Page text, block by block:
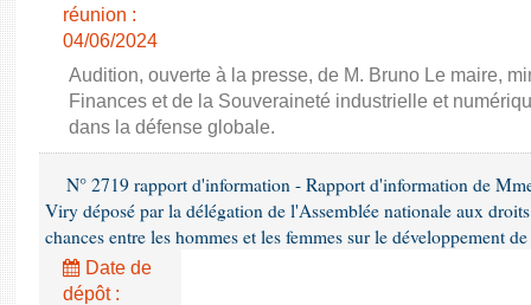
réunion :
04/06/2024
Audition, ouverte à la presse, de M. Bruno Le maire,
Finances et de la Souveraineté industrielle et
dans la défense globale.
N° 2719 rapport d'information - Rapport d'information de
Viry déposé par la délégation de l'Assemblée nationale aux
chances entre les hommes et les femmes sur le développement
Date de
dépôt :